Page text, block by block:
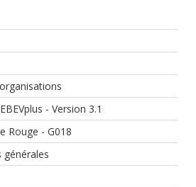
- Version 3.1
Rouge - G018
générales